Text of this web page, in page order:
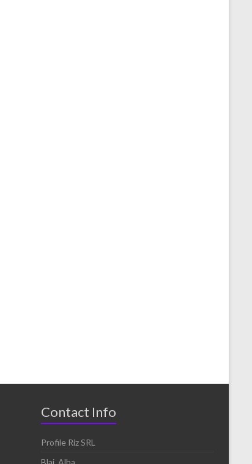
Contact Info
Profile Riz SRL
Blaj, Alba